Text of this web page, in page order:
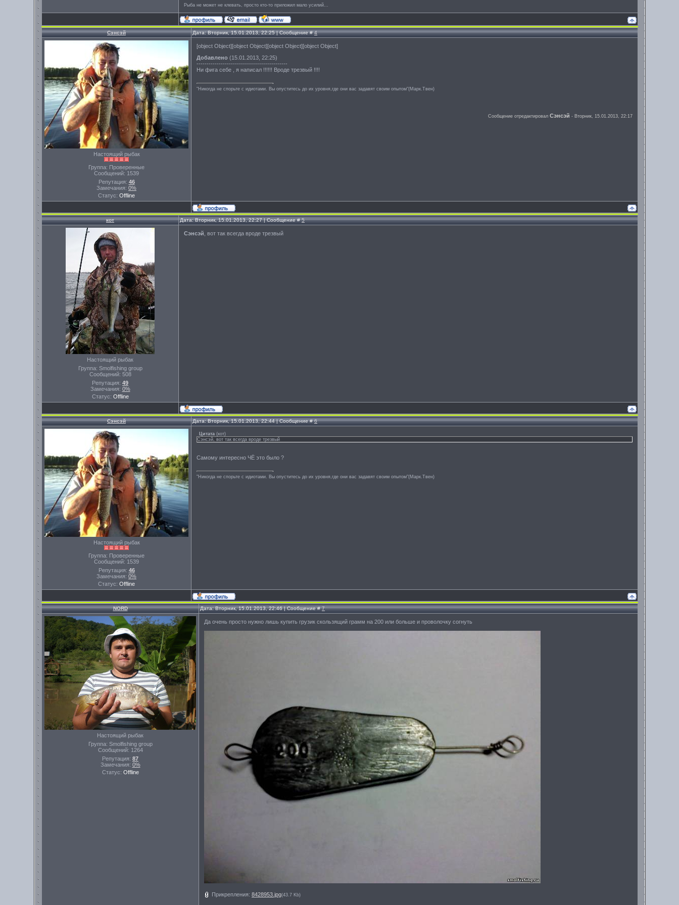
Рыба не может не клевать, просто кто-то приложил мало усилий...
Сэнсэй Дата: Вторник, 15.01.2013, 22:25 | Сообщение #4
Настоящий рыбак
Группа: Проверенные
Сообщений: 1539
Репутация: 46
Замечания: 0%
Статус: Offline
[object Object][object Object][object Object][object Object]
Добавлено (15.01.2013, 22:25)
---------------------------------------------
Ни фига себе , я написал !!!!!! Вроде трезвый !!!!
"Никогда не спорьте с идиотами. Вы опуститесь до их уровня,где они вас задавят своим опытом"(Марк.Твен)
Сообщение отредактировал Сэнсэй - Вторник, 15.01.2013, 22:17
кот Дата: Вторник, 15.01.2013, 22:27 | Сообщение #5
Настоящий рыбак
Группа: Smolfishing group
Сообщений: 508
Репутация: 49
Замечания: 0%
Статус: Offline
Сэнсэй , вот так всегда вроде трезвый
Сэнсэй Дата: Вторник, 15.01.2013, 22:44 | Сообщение #6
Настоящий рыбак
Группа: Проверенные
Сообщений: 1539
Репутация: 46
Замечания: 0%
Статус: Offline
Цитата (кот)
Сэнсэй, вот так всегда вроде трезвый
Самому интересно ЧЁ это было ?
"Никогда не спорьте с идиотами. Вы опуститесь до их уровня,где они вас задавят своим опытом"(Марк.Твен)
NORD Дата: Вторник, 15.01.2013, 22:46 | Сообщение #7
Настоящий рыбак
Группа: Smolfishing group
Сообщений: 1264
Репутация: 87
Замечания: 0%
Статус: Offline
Да очень просто нужно лишь купить грузик скользящий грамм на 200 или больше и проволочку согнуть
Прикрепления: 8428953.jpg(43.7 Kb)